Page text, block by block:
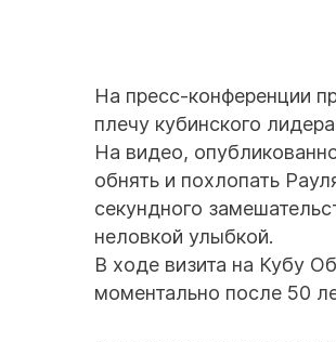
На пресс-конференции
плечу кубинского
На видео,
обнять и похлопать
секундного
неловкой улыбкой.
В ходе визита на Кубу
моментально после 50